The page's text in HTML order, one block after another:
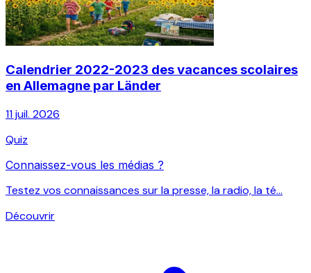
Calendrier 2022-2023 des vacances scolaires
en Allemagne par Länder
11 juil. 2026
Quiz
Connaissez-vous les médias ?
Testez vos connaissances sur la presse, la radio, la té...
Découvrir